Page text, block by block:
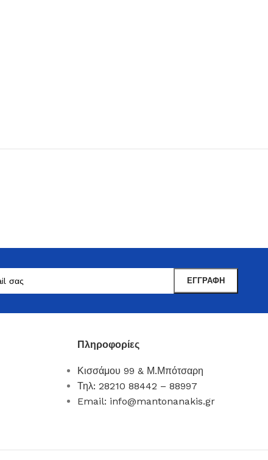
Επιτραπέζια Είδη
Ότι χρειάζεστε εδώ !
Πληροφορίες
Κισσάμου 99 & Μ.Μπότσαρη
Τηλ: 28210 88442 – 88997
Email: info@mantonanakis.gr